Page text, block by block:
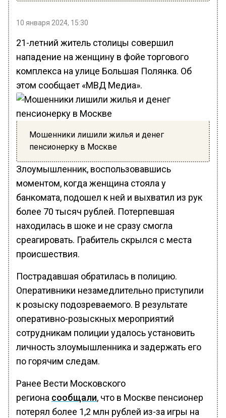
10 января 2024, 15:30
21-летний житель столицы совершил
нападение на женщину в фойе торгового
комплекса на улице Большая Полянка. Об
этом сообщает «МВД Медиа».
Мошенники лишили жилья и денег
пенсионерку в Москве
Злоумышленник, воспользовавшись
моментом, когда женщина стояла у
банкомата, подошел к ней и выхватил из рук
более 70 тысяч рублей. Потерпевшая
находилась в шоке и не сразу смогла
среагировать. Грабитель скрылся с места
происшествия.
Пострадавшая обратилась в полицию.
Оперативники незамедлительно приступили
к розыску подозреваемого. В результате
оперативно-розыскных мероприятий
сотрудникам полиции удалось установить
личность злоумышленника и задержать его
по горячим следам.
Ранее Вести Московского
региона сообщали, что в Москве пенсионер
потерял более 1,2 млн рублей из-за игры на